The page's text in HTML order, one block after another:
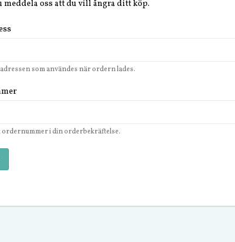
meddela oss att du vill ångra ditt köp.
som användes när ordern lades.
ordernummer i din orderbekräftelse.